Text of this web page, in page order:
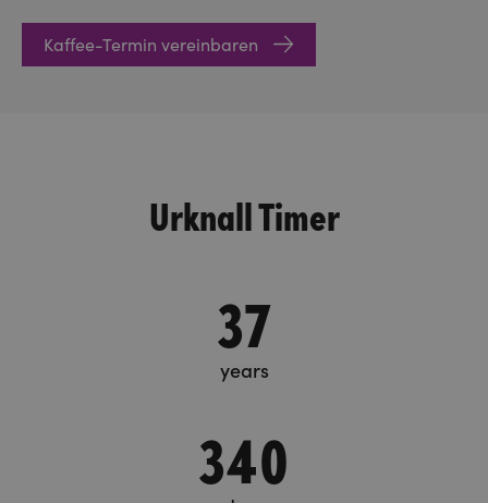
Kaffee-Termin vereinbaren
Urknall Timer
37
years
340